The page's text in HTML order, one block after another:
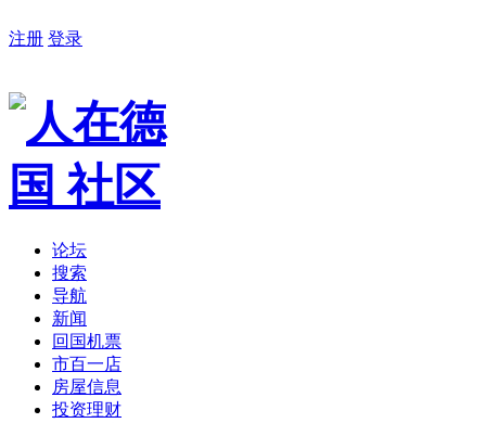
注册 登录
论坛
搜索
导航
新闻
回国机票
市百一店
房屋信息
投资理财